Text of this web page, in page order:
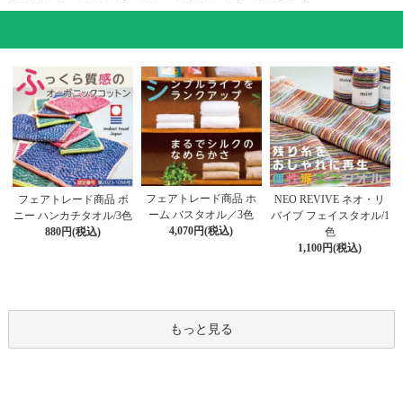
フェアトレード商品 ボ
ニー ハンカチタオル/3色
880円(税込)
フェアトレード商品 ホ
ーム バスタオル／3色
4,070円(税込)
NEO REVIVE ネオ・リ
バイブ フェイスタオル/1
色
1,100円(税込)
もっと見る